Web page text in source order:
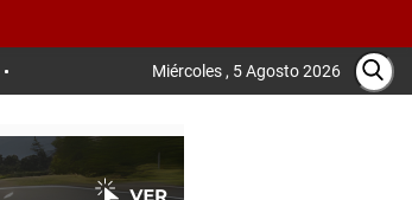
Miércoles , 5 Agosto 2026